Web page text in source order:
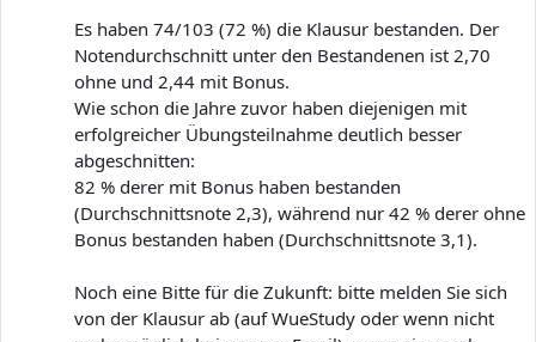
Es haben 74/103 (72 %) die Klausur bestanden. Der
Notendurchschnitt unter den Bestandenen ist 2,70
ohne und 2,44 mit Bonus.
Wie schon die Jahre zuvor haben diejenigen mit
erfolgreicher Übungsteilnahme deutlich besser
abgeschnitten:
82 % derer mit Bonus haben bestanden
(Durchschnittsnote 2,3), während nur 42 % derer ohne
Bonus bestanden haben (Durchschnittsnote 3,1).
Noch eine Bitte für die Zukunft: bitte melden Sie sich
von der Klausur ab (auf WueStudy oder wenn nicht